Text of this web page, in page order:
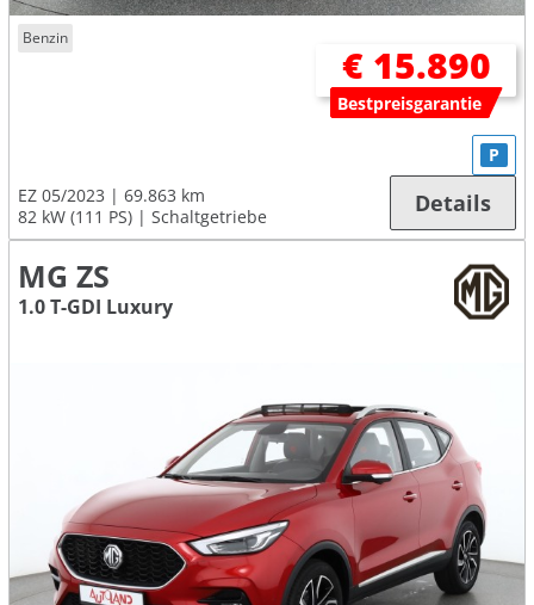
Benzin
€ 15.890
Bestpreisgarantie
EZ 05/2023
69.863 km
82 kW (111 PS)
Schaltgetriebe
P
Details
MG ZS
1.0 T-GDI Luxury